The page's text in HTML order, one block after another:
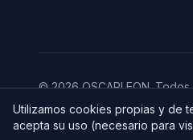
© 2026 OSCARLEON.
Utilizamos cookies propias y de
acepta su uso (necesario para